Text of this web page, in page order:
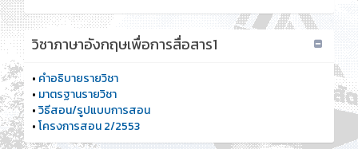
วิชาภาษาอังกฤษเพื่อการสื่อสาร1
• คำอธิบายรายวิชา
• มาตรฐานรายวิชา
•วิธีสอน/รูปแบบการสอน
•โครงการสอน 2/2553